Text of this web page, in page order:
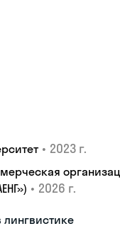
• 2023 г.
• 2026 г.
лингвистике